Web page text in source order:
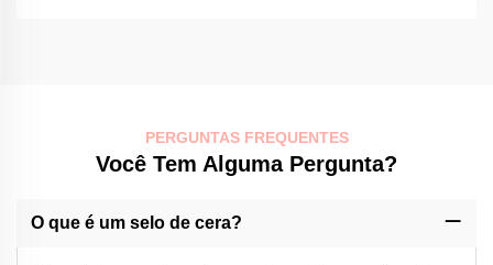
PERGUNTAS FREQUENTES
Você Tem Alguma Pergunta?
O que é um selo de cera?